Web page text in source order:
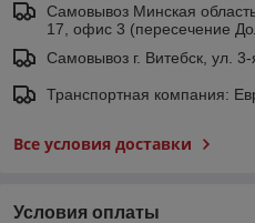
Самовывоз Минская
17, офис 3 (пересечение
Самовывоз г. Витебск, ул.
Транспортная компания:
Все условия доставки
Условия оплаты